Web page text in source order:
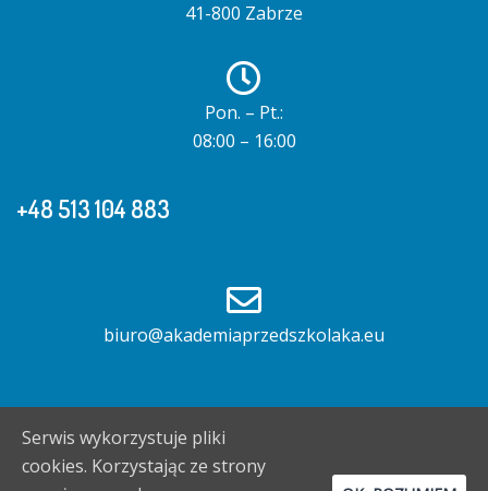
41-800 Zabrze
Pon. – Pt.:
08:00 – 16:00
+48 513 104 883
biuro@akademiaprzedszkolaka.eu
Serwis wykorzystuje pliki
cookies. Korzystając ze strony